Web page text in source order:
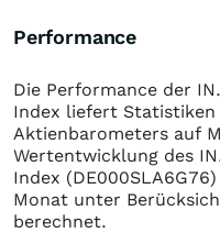
Performance
Die Performance der
Index liefert
Aktienbarometers auf
Wertentwicklung des
Index (DE000SLA6G76)
Monat unter
berechnet.